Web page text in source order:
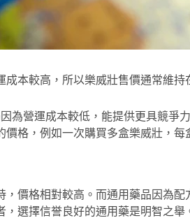
本較高，所以樂威壯售價通常維持
為營運成本較低，能提供更具競爭
格，例如一次購買多盒樂威壯，每
價格相對較高。而通用藥品因為配
選擇信誉良好的通用藥是明智之舉